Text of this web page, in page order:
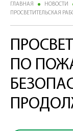
ГЛАВНАЯ НОВОСТИ
ПРОСВЕТИТЕЛЬСКАЯ
ПО